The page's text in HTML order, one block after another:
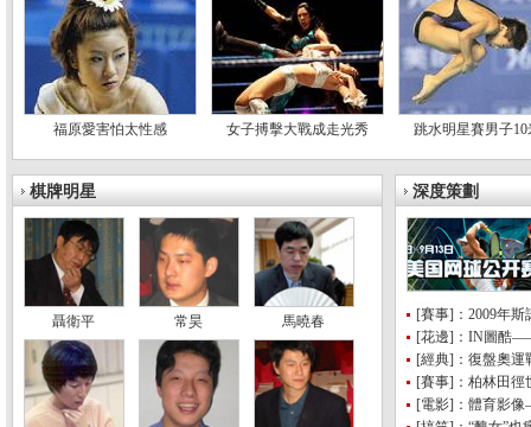
福原愛害怕太性感 女子搏擊大戰成走光秀 跳水明星賽男子10
棋牌明星
聶衛平 常昊 馬曉春
深度策劃
[賽事]：2009年斯
[花邊]：IN圖酷
[經典]：復盤奧
[賽事]：柏林田
[電影]：體育影